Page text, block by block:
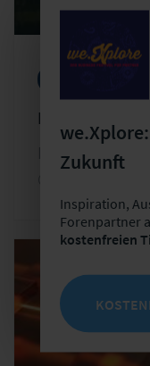
Data Driven
Do,Zukunft
Inspiration,
Forenpartner
kostenfreien